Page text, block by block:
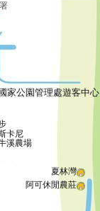
家公園管理處遊客中心
卡尼
溪農場
阿可休閒農莊
夏林灣